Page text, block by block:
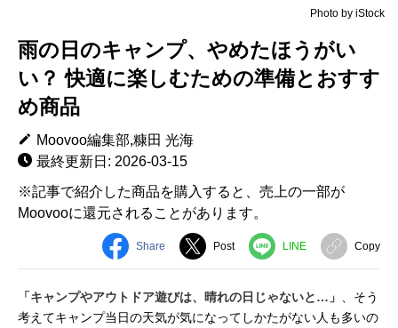
Photo by iStock
雨の日のキャンプ、やめたほうがい
い？ 快適に楽しむための準備とおすす
め商品
Moovoo編集部,糠田 光海
最終更新日: 2026-03-15
※記事で紹介した商品を購入すると、売上の一部が
Moovooに還元されることがあります。
Share Post LINE Copy
「キャンプやアウトドア遊びは、晴れの日じゃないと…」
、そう
考えてキャンプ当日の天気が気になってしかたがない人も多いの